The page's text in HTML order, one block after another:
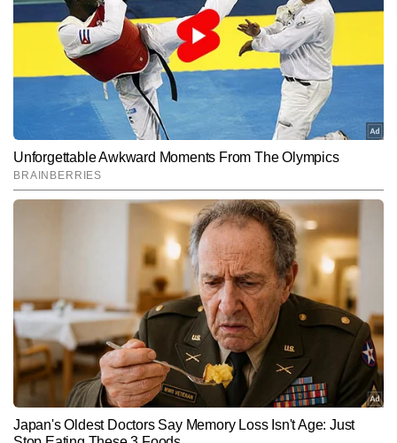
फाइनेंस, शेयर बाजार, इनकम टैक्स, बैंकिंग, बुलियन और कमोडिटी मार्केट जैसे
विषयों पर गहरी विशेषज्ञता विकसित की है। जर्नलिज्म में एमए की डिग्री और वर्षों के
अनुभव से विकसित विश्लेषणात्मक दृष्टिकोण के साथ, रामानुज जटिल वित्तीय विषयों
को सरल, विश्वसनीय और प्रभावी तरीके से पाठकों तक पहुंचाने के लिए जाने जाते
हैं। अब तक वे 22,000 से अधिक स्टोरीज लिख चुके हैं।
और पढ़ें
Follow Us:
Subscribe to our daily Newsletter!
SUBMIT